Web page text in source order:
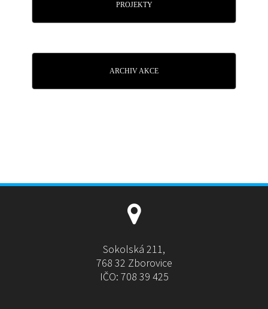
PROJEKTY
ARCHIV AKCE
Sokolská 211,
768 32 Zborovice
IČO: 708 39 425